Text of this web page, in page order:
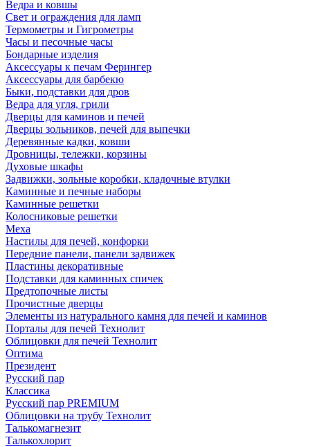
Ведра и ковшы
Свет и ограждения для ламп
Термометры и Гигрометры
Часы и песочные часы
Бондарные изделия
Аксессуары к печам Ферингер
Аксессуары для барбекю
Быки, подставки для дров
Ведра для угля, грили
Дверцы для каминов и печей
Дверцы зольников, печей для выпечки
Деревянные кадки, ковши
Дровницы, тележки, корзины
Духовые шкафы
Задвижки, зольные коробки, кладочные втулки
Каминные и печные наборы
Каминные решетки
Колосниковые решетки
Меха
Настилы для печей, конфорки
Передние панели, панели задвижек
Пластины декоративные
Подставки для каминных спичек
Предтопочные листы
Прочистные дверцы
Элементы из натурального камня для печей и каминов
Порталы для печей Технолит
Облицовки для печей Технолит
Оптима
Президент
Русский пар
Классика
Русский пар PREMIUM
Облицовки на трубу Технолит
Талькомагнезит
Талькохлорит